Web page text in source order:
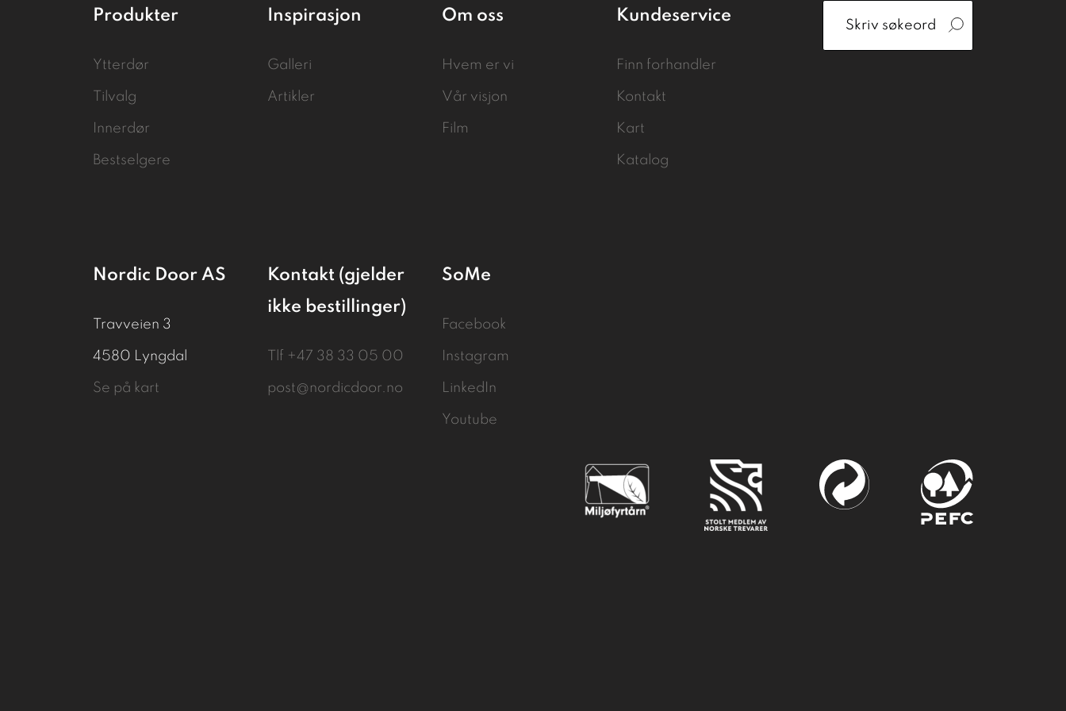
Produkter
Ytterdør
Tilvalg
Innerdør
Bestselgere
Inspirasjon
Galleri
Artikler
Om oss
Hvem er vi
Vår visjon
Film
Kundeservice
Finn forhandler
Kontakt
Kart
Katalog
Nordic Door AS
Travveien 3
4580 Lyngdal
Se på kart
Kontakt (gjelder
ikke bestillinger)
Tlf +47 38 33 05 00
post@nordicdoor.no
SoMe
Facebook
Instagram
LinkedIn
Youtube